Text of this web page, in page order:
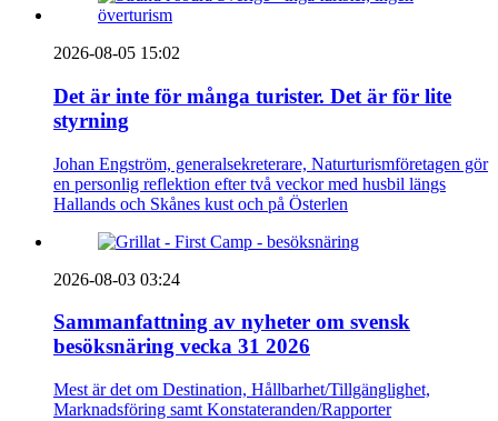
2026-08-05 15:02
Det är inte för många turister. Det är för lite
styrning
Johan Engström, generalsekreterare, Naturturismföretagen gör
en personlig reflektion efter två veckor med husbil längs
Hallands och Skånes kust och på Österlen
2026-08-03 03:24
Sammanfattning av nyheter om svensk
besöksnäring vecka 31 2026
Mest är det om Destination, Hållbarhet/Tillgänglighet,
Marknadsföring samt Konstateranden/Rapporter